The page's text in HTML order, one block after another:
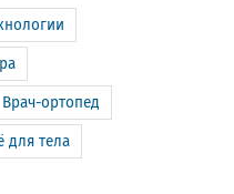
Врач-ортопед
для тела